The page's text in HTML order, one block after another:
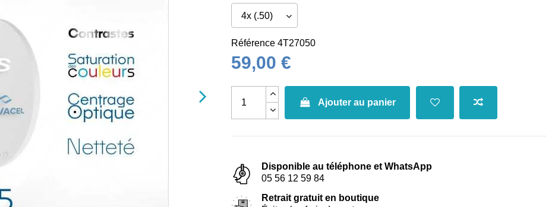
Référence 4T27050
59,00 €
Ajouter au panier
Disponible au téléphone et WhatsApp
05 56 12 59 84
Retrait gratuit en boutique